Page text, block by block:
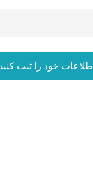
اطلاعات خود را ثبت کنید